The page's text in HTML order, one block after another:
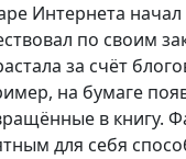
Интернета
по своим
за счёт
на бумаге
в книгу.
для себя